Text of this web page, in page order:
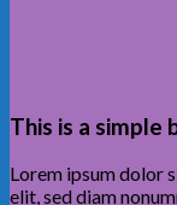
This is a simple
Lorem ipsum dolor
elit, sed diam